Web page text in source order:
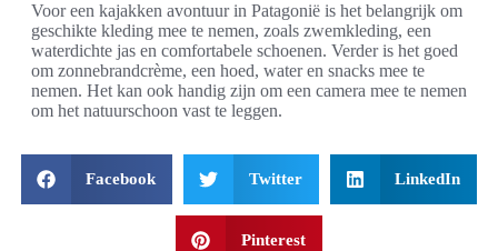
Voor een kajakken avontuur in Patagonië is het belangrijk om
geschikte kleding mee te nemen, zoals zwemkleding, een
waterdichte jas en comfortabele schoenen. Verder is het goed
om zonnebrandcrème, een hoed, water en snacks mee te
nemen. Het kan ook handig zijn om een camera mee te nemen
om het natuurschoon vast te leggen.
Facebook Twitter LinkedIn
Pinterest